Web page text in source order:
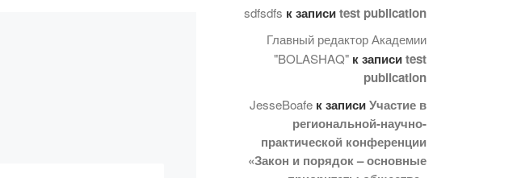
в общую
Победу»
директор НИЦ
«Руханият» Аупенова
А.У. приняла участие в
Республиканской
sdfsdfs к записиtest publication
Главный редактор Академии
"BOLASHAQ" к записиtest
publication
JesseBoafe к записиУчастие в
региональной-научно-
практической конференции
«Закон и порядок – основные